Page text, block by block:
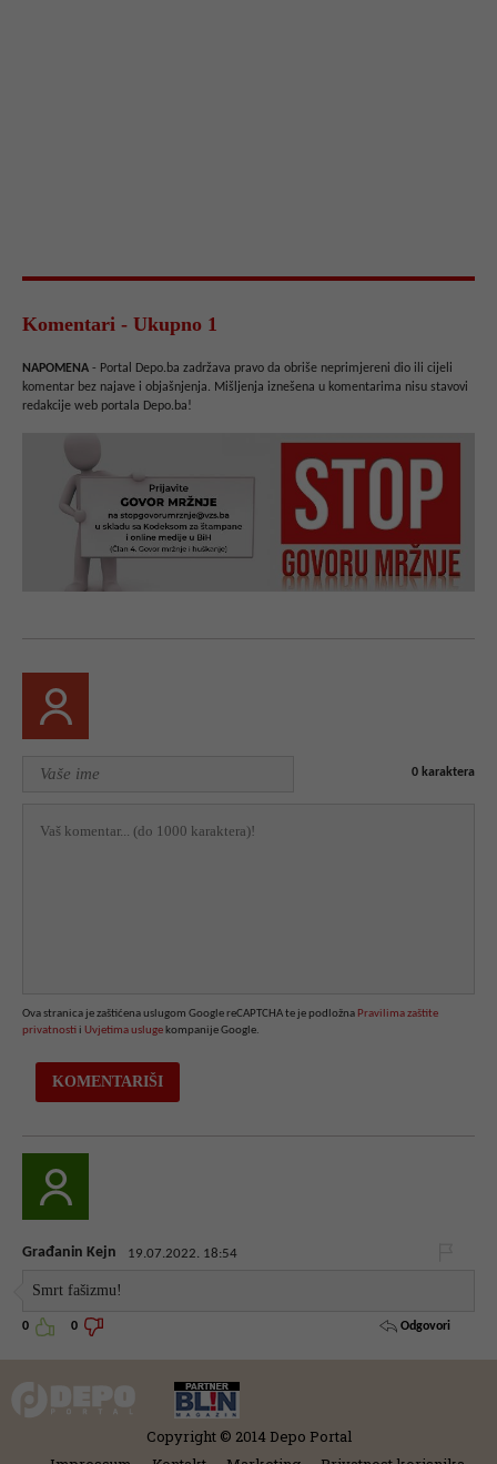
Komentari - Ukupno 1
NAPOMENA - Portal Depo.ba zadržava pravo da obriše neprimjereni dio ili cijeli
komentar bez najave i objašnjenja. Mišljenja iznešena u komentarima nisu stavovi
redakcije web portala Depo.ba!
0 karaktera
Ova stranica je zaštićena uslugom Google reCAPTCHA te je podložna Pravilima zaštite
privatnosti i Uvjetima usluge kompanije Google.
Građanin Kejn 19.07.2022. 18:54
Smrt fašizmu!
0 0 Odgovori
Copyright © 2014 Depo Portal